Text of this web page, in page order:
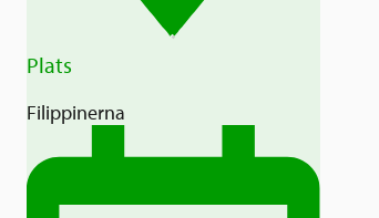
Plats
Filippinerna